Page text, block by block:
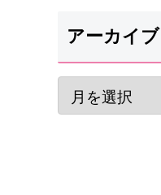
アーカイブ